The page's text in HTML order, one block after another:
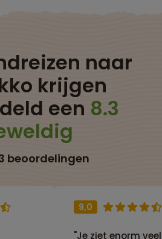
naar
krijgen
een 8.3
beoordelingen
9,0
"Je ziet enorm